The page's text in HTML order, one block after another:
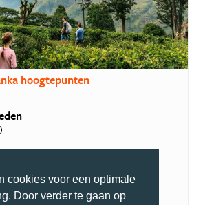
cookies voor een optimale
Door verder te gaan op
hoogtepunten
16 dagen incl ticket
va€ 2799